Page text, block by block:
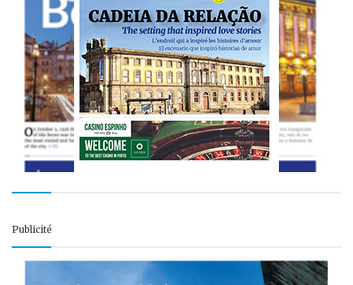
Publicité